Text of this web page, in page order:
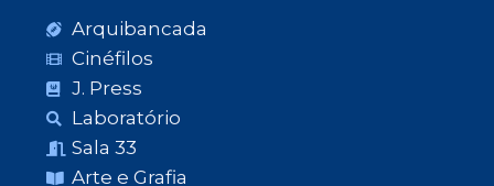
Arquibancada
Cinéfilos
J. Press
Laboratório
Sala 33
Arte e Grafia